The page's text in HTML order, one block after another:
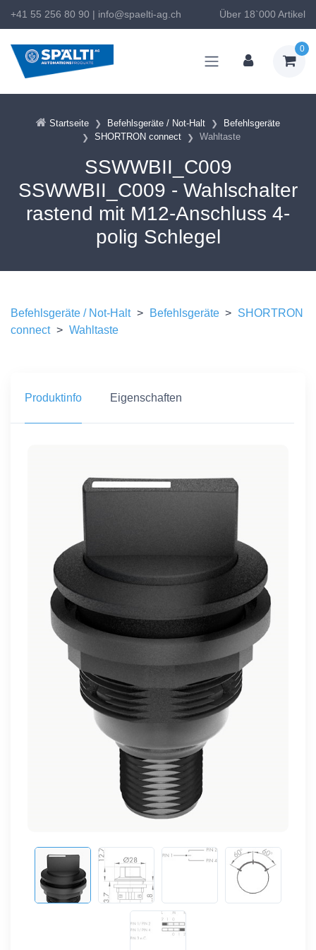
+41 55 256 80 90 | info@spaelti-ag.ch Über 18`000 Artikel
0
Startseite Befehlsgeräte / Not-Halt
Befehlsgeräte
SHORTRON connect
Wahltaste
SSWWBII_C009
SSWWBII_C009 - Wahlschalter
rastend mit M12-Anschluss 4-
polig Schlegel
Befehlsgeräte / Not-Halt > Befehlsgeräte > SHORTRON
connect > Wahltaste
Produktinfo Eigenschaften